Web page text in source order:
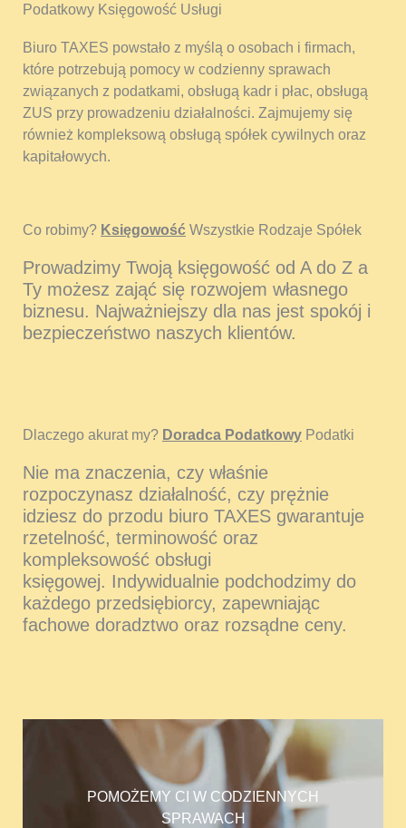
Podatkowy Księgowość Usługi
Biuro TAXES powstało z myślą o osobach i firmach,
które potrzebują pomocy w codzienny sprawach
związanych z podatkami, obsługą kadr i płac, obsługą
ZUS przy prowadzeniu działalności. Zajmujemy się
również kompleksową obsługą spółek cywilnych oraz
kapitałowych.
Co robimy? Księgowość Wszystkie Rodzaje Spółek
Prowadzimy Twoją księgowość od A do Z a
Ty możesz zająć się rozwojem własnego
biznesu. Najważniejszy dla nas jest spokój i
bezpieczeństwo naszych klientów.
Dlaczego akurat my? Doradca Podatkowy Podatki
Nie ma znaczenia, czy właśnie
rozpoczynasz działalność, czy prężnie
idziesz do przodu biuro TAXES gwarantuje
rzetelność, terminowość oraz
kompleksowość obsługi
księgowej. Indywidualnie podchodzimy do
każdego przedsiębiorcy, zapewniając
fachowe doradztwo oraz rozsądne ceny.
POMOŻEMY CI W CODZIENNYCH
SPRAWACH